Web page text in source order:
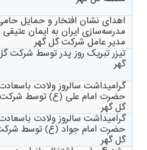
اهدای نشان‌ افتخار و حمایل حامی
مدرسه‌سازی ایران به ایمان عتیقی
مدیر عامل شرکت گل گهر
تیزر تبریک روز پدر توسط شرکت گل
گهر
گرامیداشت سالروز ولادت باسعادت
حضرت امام علی (ع) توسط شرکت
گل گهر
گرامیداشت سالروز ولادت باسعادت
حضرت امام جواد (ع) توسط شرکت
گل گهر